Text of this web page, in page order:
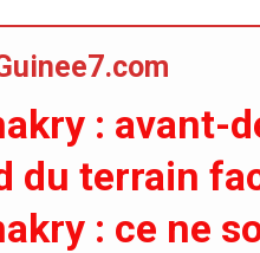
: avant-
du terrain
: ce ne